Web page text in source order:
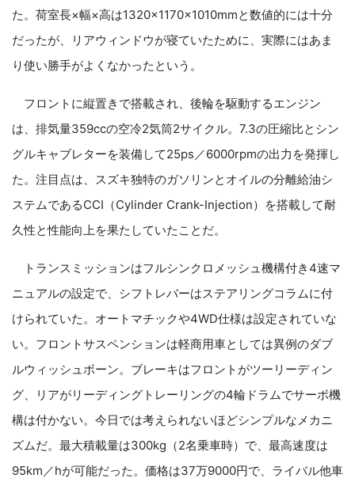
た。荷室長×幅×高は1320×1170×1010mmと数値的には十分
だったが、リアウィンドウが寝ていたために、実際にはあま
り使い勝手がよくなかったという。
フロントに縦置きで搭載され、後輪を駆動するエンジン
は、排気量359ccの空冷2気筒2サイクル。7.3の圧縮比とシン
グルキャブレターを装備して25ps／6000rpmの出力を発揮し
た。注目点は、スズキ独特のガソリンとオイルの分離給油シ
ステムであるCCI（Cylinder Crank-Injection）を搭載して耐
久性と性能向上を果たしていたことだ。
トランスミッションはフルシンクロメッシュ機構付き4速マ
ニュアルの設定で、シフトレバーはステアリングコラムに付
けられていた。オートマチックや4WD仕様は設定されていな
い。フロントサスペンションは軽商用車としては異例のダブ
ルウィッシュボーン。ブレーキはフロントがツーリーディン
グ、リアがリーディングトレーリングの4輪ドラムでサーボ機
構は付かない。今日では考えられないほどシンプルなメカニ
ズムだ。最大積載量は300kg（2名乗車時）で、最高速度は
95km／hが可能だった。価格は37万9000円で、ライバル他車